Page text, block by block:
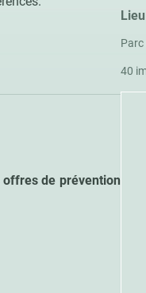
de prévention
Lieu
40